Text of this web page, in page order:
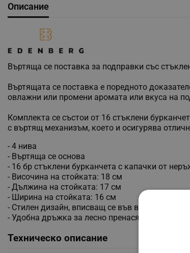
Описание
Въртяща се поставка за подправки със
Въртящата се поставка е поредното
овлажни или промени аромата или вкуса на
Комплекта се състои от 16 стъклени
с въртящ механизъм, което и осигурява
- 4 нива
- Въртяща се основа
- 16 бр стъклени бурканчета с капачки от
- Височина на стойката: 18 см
- Дължина на стойката: 17 см
- Ширина на стойката: 16 см
- Стилен дизайн, вписващ се във всяка кухня
- Удобна дръжка за лесно пренасяне
Техническо описание